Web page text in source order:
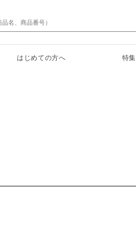
はじめての方へ 特集